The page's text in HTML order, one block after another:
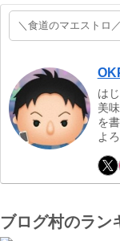
＼食道のマエストロ／
は
美
を
よ
ブログ村のラン